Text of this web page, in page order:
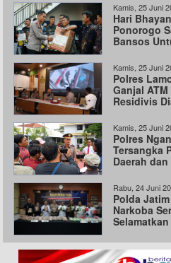
Kamis, 25 Juni
Hari
Ponorogo
Bansos
Kamis, 25 Juni
Polres
Ganjal
Residivis
Kamis, 25 Juni
Polres
Tersangka
Daerah
Rabu, 24 Juni
Polda
Narkoba